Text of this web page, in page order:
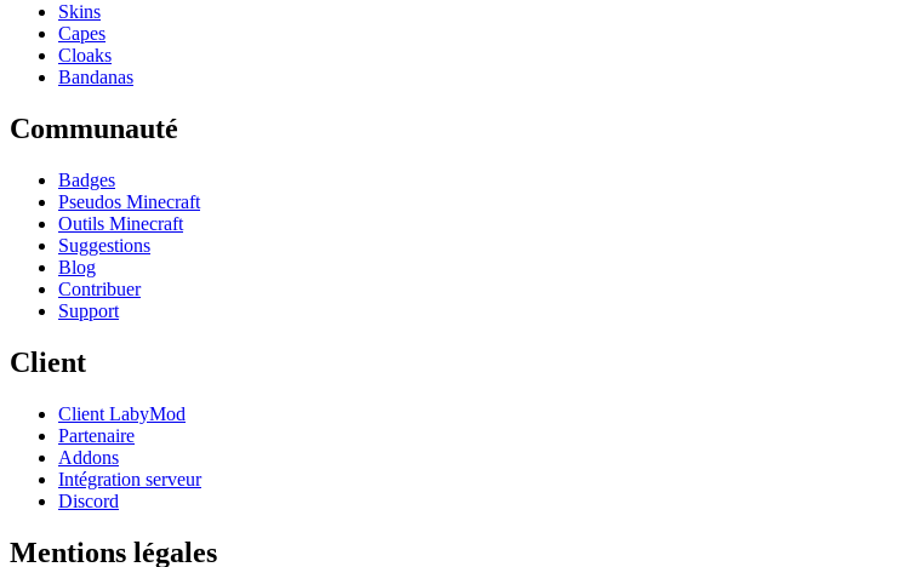
Skins
Capes
Cloaks
Bandanas
Communauté
Badges
Pseudos Minecraft
Outils Minecraft
Suggestions
Blog
Contribuer
Support
Client
Client LabyMod
Partenaire
Addons
Intégration serveur
Discord
Mentions légales